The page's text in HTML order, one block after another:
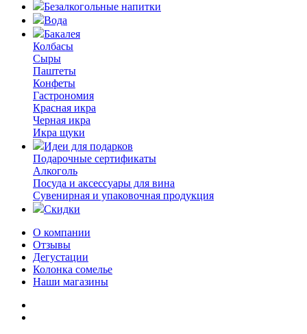
Безалкогольные напитки
Вода
Бакалея
Колбасы
Сыры
Паштеты
Конфеты
Гастрономия
Красная икра
Черная икра
Икра щуки
Идеи для подарков
Подарочные сертификаты
Алкоголь
Посуда и аксессуары для вина
Сувенирная и упаковочная продукция
Скидки
О компании
Отзывы
Дегустации
Колонка сомелье
Наши магазины